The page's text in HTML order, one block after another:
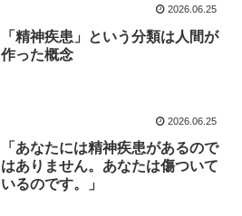
2026.06.25
「精神疾患」という分類は人間が
作った概念
2026.06.25
「あなたには精神疾患があるので
はありません。あなたは傷ついて
いるのです。」